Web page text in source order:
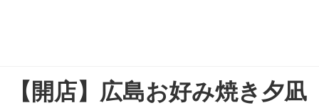
【開店】広島お好み焼き夕凪